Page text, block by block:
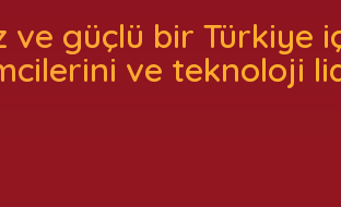
ve güçlü bir
ve teknoloji